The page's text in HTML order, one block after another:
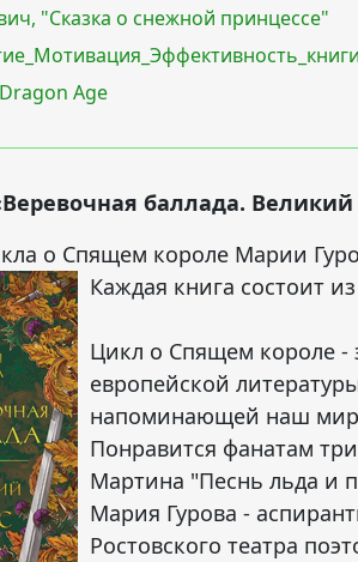
"Сказка о снежной принцессе"
Age
баллада.
о Спящем короле Марии
Каждая книга состоит
Цикл о Спящем короле -
европейской
напоминающей наш мир
Понравится фанатам
Мартина "Песнь льда и
Мария Гурова -
Ростовского театра